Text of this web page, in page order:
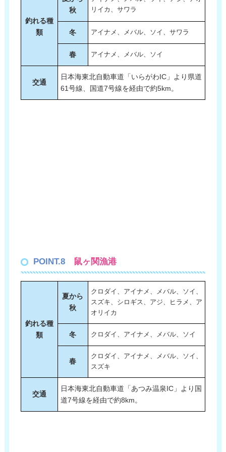
釣れる種
類
秋
リイカ、サワラ
冬 アイナメ、メバル、ソイ、サワラ
春 アイナメ、メバル、ソイ
交通
日本海東北自動車道「いらがわIC」より県道
61号線、国道7号線を経由で約5km。
POINT.8鼠ヶ関漁港
釣れる種
類
夏から
秋
クロダイ、アイナメ、メバル、ソイ、
スズキ、シロギス、アジ、ヒラメ、ア
オリイカ
冬 クロダイ、アイナメ、メバル、ソイ
春
クロダイ、アイナメ、メバル、ソイ、
スズキ
交通
日本海東北自動車道「あつみ温泉IC」より国
道7号線を経由で約8km。